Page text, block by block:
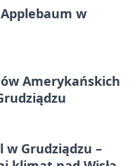
w
Amerykańskich
w Grudziądzu –